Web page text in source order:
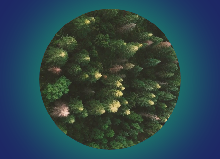
Baue Solarlampen für Haushalte ☀️